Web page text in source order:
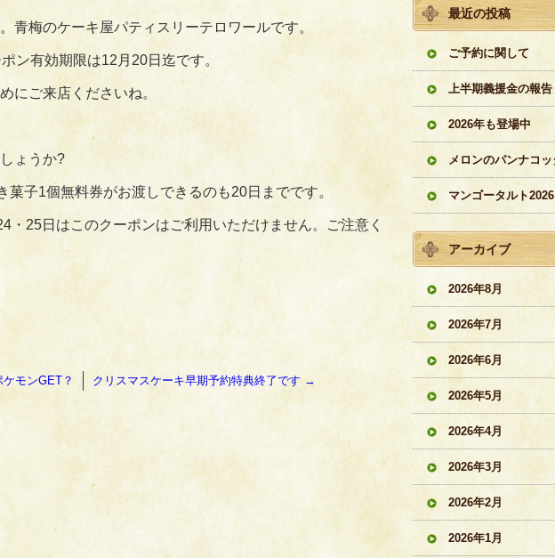
青梅のケーキ屋パティスリーテロワールです。
ン有効期限は12月20日迄です。
にご来店くださいね。
ょうか?
子1個無料券がお渡しできるのも20日までです。
・25日はこのクーポンはご利用いただけません。ご注意く
モンGET？ クリスマスケーキ早期予約特典終了です →
最近の投稿
ご予約に関して
上半期義援金の報告
2026年も登場中
マンゴータルト2026
アーカイブ
2026年8月
2026年7月
2026年6月
2026年5月
2026年4月
2026年3月
2026年2月
2026年1月